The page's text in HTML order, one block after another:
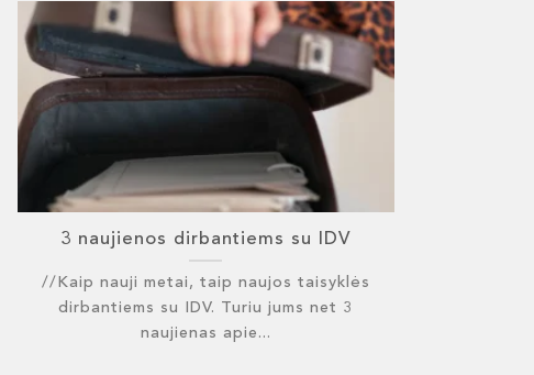
3 naujienos dirbantiems su IDV
//Kaip nauji metai, taip naujos taisyklės
dirbantiems su IDV. Turiu jums net 3
naujienas apie...